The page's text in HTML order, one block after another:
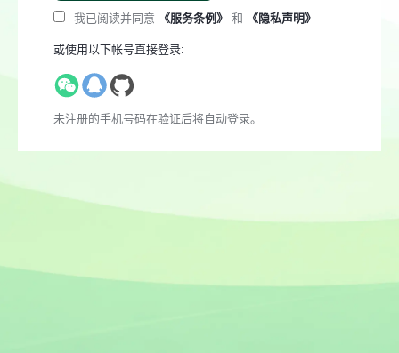
我已阅读并同意 《服务条例》 和 《隐私声明》
或使用以下帐号直接登录:
未注册的手机号码在验证后将自动登录。